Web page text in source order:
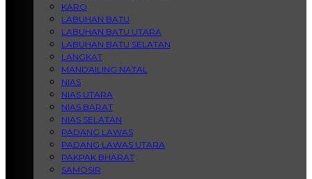
KARO
LABUHAN BATU
LABUHAN BATU UTARA
LABUHAN BATU SELATAN
LANGKAT
MANDAILING NATAL
NIAS
NIAS UTARA
NIAS BARAT
NIAS SELATAN
PADANG LAWAS
PADANG LAWAS UTARA
PAKPAK BHARAT
SAMOSIR